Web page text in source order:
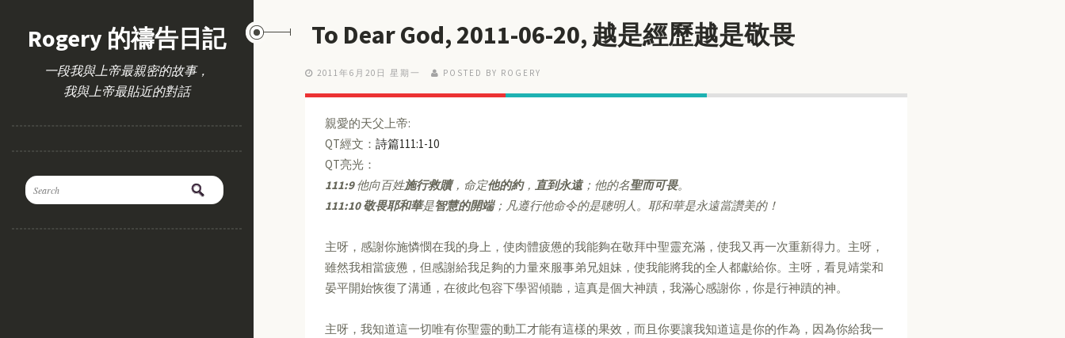
Rogery 的禱告日記
一段我與上帝最親密的故事，
我與上帝最貼近的對話
To Dear God, 2011-06-20, 越是經歷越是敬畏
2011年6月20日 星期一 POSTED BY ROGERY
親愛的天父上帝:
QT經文： 詩篇111:1-10
QT亮光：
111:9他向百姓施行救贖，命定他的約， 直到永遠；他的名聖而可畏。
111:10 敬畏耶和華是智慧的開端；凡遵行他命令的是聰明人。耶和華是永遠當讚美的！
主呀，感謝你施憐憫在我的身上，使肉體疲憊的我能夠在敬拜中聖靈充滿，使我又再一次重新得力。主呀，
雖然我相當疲憊，但感謝給我足夠的力量來服事弟兄姐妹，使我能將我的全人都獻給你。主呀，看見靖棠和
晏平開始恢復了溝通，在彼此包容下學習傾聽，這真是個大神蹟，我滿心感謝你，你是行神蹟的神。
主呀，我知道這一切唯有你聖靈的動工才能有這樣的果效，而且你要讓我知道這是你的作為，因為你給我一